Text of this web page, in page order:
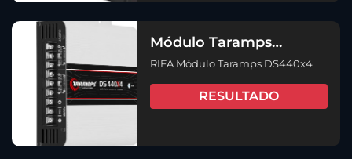
Módulo Taramps
DS440x4
RIFA Módulo Taramps DS440x4
RESULTADO